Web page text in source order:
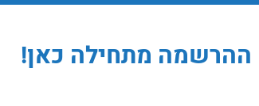
ההרשמה מתחילה כאן!